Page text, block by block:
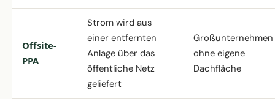
Offsite-
PPA
Strom wird aus
einer entfernten
Anlage über das
öffentliche Netz
geliefert
Großunternehmen
ohne eigene
Dachfläche